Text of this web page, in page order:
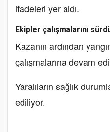
ifadeleri yer aldı.
Ekipler çalışmalarını
Kazanın ardından
çalışmalarına devam
Yaralıların sağlık
ediliyor.